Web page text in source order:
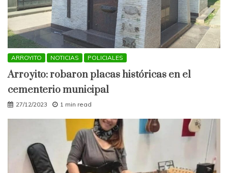
ARROYITO NOTICIAS POLICIALES
Arroyito: robaron placas históricas en el
cementerio municipal
27/12/2023 1 min read